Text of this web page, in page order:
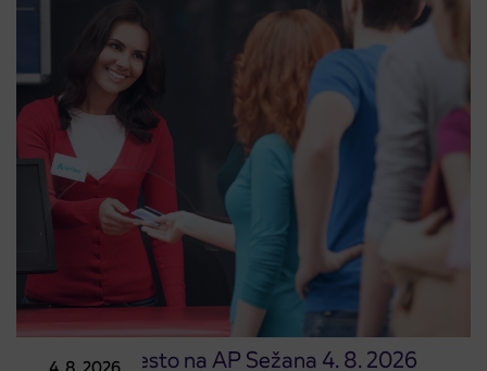
Prodajno mesto na AP Sežana 4. 8. 2026